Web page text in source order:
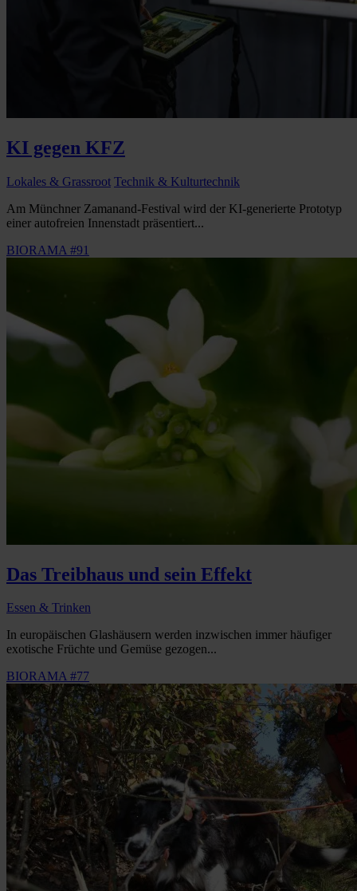
KI gegen KFZ
Lokales & Grassroot Technik & Kulturtechnik
Am Münchner Zamanand-Festival wird der KI-generierte Prototyp
einer autofreien Innenstadt präsentiert...
BIORAMA #91
Das Treibhaus und sein Effekt
Essen & Trinken
In europäischen Glashäusern werden inzwischen immer häufiger
exotische Früchte und Gemüse gezogen...
BIORAMA #77